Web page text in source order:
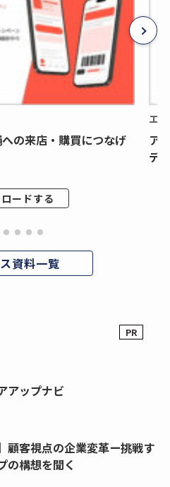
の来店・購買につなげ
ードする
エ
ア
デ
資料一覧
アップナビ
顧客視点の企業変革ー挑戦す
の構想を聞く